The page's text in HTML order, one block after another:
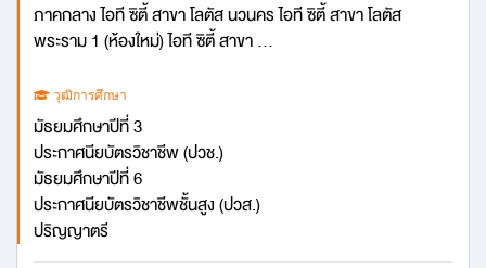
ภาคกลาง ไอที ซิตี้ สาขา โลตัส นวนคร ไอที ซิตี้ สาขา โลตัส
พระราม 1 (ห้องใหม่) ไอที ซิตี้ สาขา ...
วุฒิการศึกษา
มัธยมศึกษาปีที่ 3
ประกาศนียบัตรวิชาชีพ (ปวช.)
มัธยมศึกษาปีที่ 6
ประกาศนียบัตรวิชาชีพชั้นสูง (ปวส.)
ปริญญาตรี